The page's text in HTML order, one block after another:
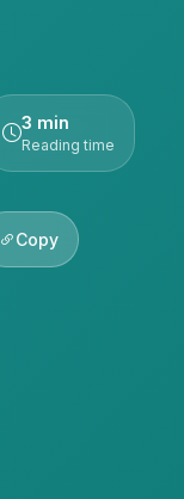
3 min
Reading time
Copy